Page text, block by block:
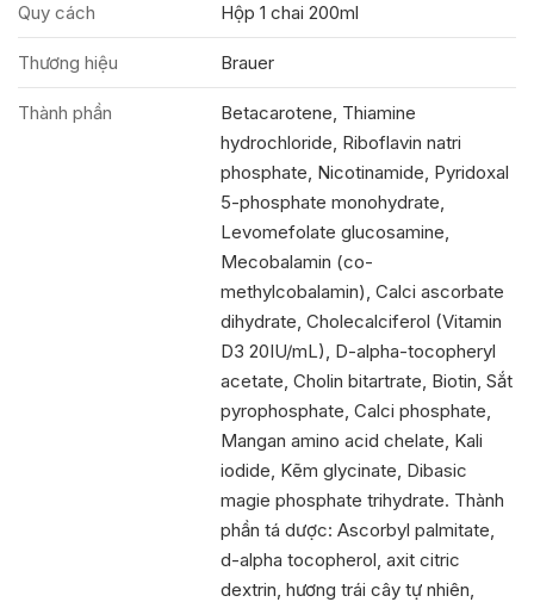
Quy cách Hộp 1 chai 200ml
Thương hiệu Brauer
Thành phần
Betacarotene, Thiamine
hydrochloride, Riboflavin natri
phosphate, Nicotinamide, Pyridoxal
5-phosphate monohydrate,
Levomefolate glucosamine,
Mecobalamin (co-
methylcobalamin), Calci ascorbate
dihydrate, Cholecalciferol (Vitamin
D3 20IU/mL), D-alpha-tocopheryl
acetate, Cholin bitartrate, Biotin, Sắt
pyrophosphate, Calci phosphate,
Mangan amino acid chelate, Kali
iodide, Kẽm glycinate, Dibasic
magie phosphate trihydrate. Thành
phần tá dược: Ascorbyl palmitate,
d-alpha tocopherol, axit citric
dextrin, hương trái cây tự nhiên,